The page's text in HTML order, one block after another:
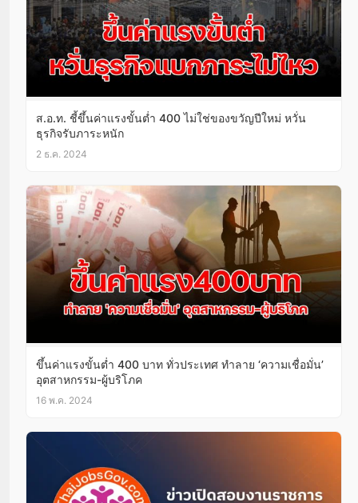
ส.อ.ท. ชี้ขึ้นค่าแรงขั้นต่ำ 400 ไม่ใช่ของขวัญปีใหม่ หวั่น
ธุรกิจรับภาระหนัก
2 ธ.ค. 2024
ขึ้นค่าแรงขั้นต่ำ 400 บาท ทั่วประเทศ ทำลาย ‘ความเชื่อมั่น’
อุตสาหกรรม-ผู้บริโภค
16 พ.ค. 2024